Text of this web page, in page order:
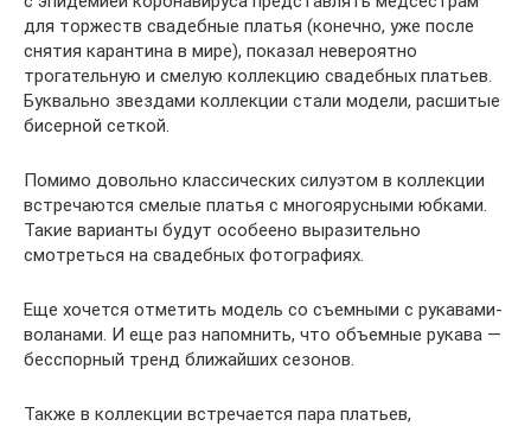
для торжеств свадебные платья (конечно, уже после
снятия карантина в мире), показал невероятно
трогательную и смелую коллекцию свадебных платьев.
Буквально звездами коллекции стали модели, расшитые
бисерной сеткой.
Помимо довольно классических силуэтом в коллекции
встречаются смелые платья с многоярусными юбками.
Такие варианты будут особеено выразительно
смотреться на свадебных фотографиях.
Еще хочется отметить модель со съемными с рукавами-
воланами. И еще раз напомнить, что объемные рукава —
бесспорный тренд ближайших сезонов.
Также в коллекции встречается пара платьев,